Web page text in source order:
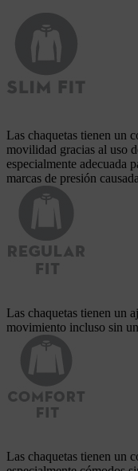
Las chaquetas tienen un
movilidad gracias al uso
especialmente adecuada
marcas de presión
Las chaquetas tienen un
movimiento incluso sin
Las chaquetas tienen un